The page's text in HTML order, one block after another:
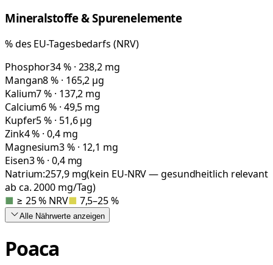
Mineralstoffe & Spurenelemente
% des EU-Tagesbedarfs (NRV)
Phosphor34 % · 238,2 mg
Mangan8 % · 165,2 µg
Kalium7 % · 137,2 mg
Calcium6 % · 49,5 mg
Kupfer5 % · 51,6 µg
Zink4 % · 0,4 mg
Magnesium3 % · 12,1 mg
Eisen3 % · 0,4 mg
Natrium:257,9mg(kein EU-NRV — gesundheitlich relevant
ab ca. 2000 mg/Tag)
■ ≥ 25 % NRV■ 7,5–25 %
Alle Nährwerte anzeigen
Poaca